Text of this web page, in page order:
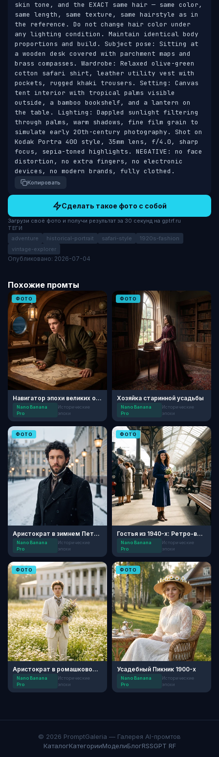
skin tone, and the EXACT same hair — same color,
same length, same texture, same hairstyle as in
the reference. Do not change hair color under
any lighting condition. Maintain identical body
proportions and build. Subject pose: Sitting at
a wooden desk covered with parchment maps and
brass compasses. Wardrobe: Relaxed olive-green
cotton safari shirt, leather utility vest with
pockets, rugged khaki trousers. Setting: Canvas
tent interior with tropical palms visible
outside, a bamboo bookshelf, and a lantern on
the table. Lighting: Dappled sunlight filtering
through palms, warm shadows, fine film grain to
simulate early 20th-century photography. Shot on
Kodak Portra 400 style, 35mm lens, f/4.0, sharp
focus, sepia-toned highlights. NEGATIVE: no face
distortion, no extra fingers, no electronic
devices, no modern brands, fully clothed.
Копировать
Сделать такое фото с собой
Загрузи своё фото и получи результат за 30 секунд на gptrf.ru
ТЕГИ
adventure historical-portrait safari-style
1920s-fashion
vintage-explorer
Опубликовано: 2026-07-04
Похожие промты
ФОТО
Навигатор эпохи великих открытий
Nano Banana
Pro
Исторические
эпохи
ФОТО
Хозяйка старинной усадьбы
Nano Banana
Pro
Исторические
эпохи
ФОТО
Аристократ в зимнем Петербурге
Nano Banana
Pro
Исторические
эпохи
ФОТО
Гостья из 1940-х: Ретро-вокзал
Nano Banana
Pro
Исторические
эпохи
ФОТО
Аристократ в ромашковом поле
Nano Banana
Pro
Исторические
эпохи
ФОТО
Усадебный Пикник 1900-х
Nano Banana
Pro
Исторические
эпохи
© 2026 PromptGaleria — Галерея AI-промтов
КаталогКатегорииМоделиБлогRSSGPT RF